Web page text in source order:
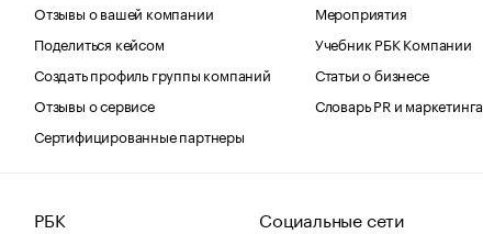
Отзывы о вашей компании
Поделиться кейсом
Создать профиль группы компаний
Отзывы о сервисе
Сертифицированные партнеры
Мероприятия
Учебник РБК Компании
Статьи о бизнесе
Словарь PR и маркетинга
РБК Социальные сети